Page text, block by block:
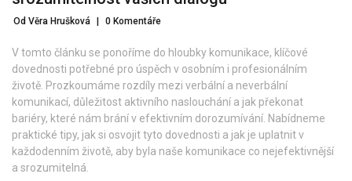
Od Věra Hrušková 0 Komentáře
V tomto článku se ponoříme do hloubky komunikace, klíčové
dovednosti potřebné pro úspěch v osobním i profesionálním
životě. Prozkoumáme rozdíly mezi verbální a neverbální
komunikací, důležitost aktivního naslouchání a jak překonat
bariéry, které nám brání v efektivním dorozumívání. Nabídneme
praktické tipy, jak si osvojit tyto dovednosti a jak je uplatnit v
každodenním životě, aby byla naše komunikace co nejefektivnější
a srozumitelná.